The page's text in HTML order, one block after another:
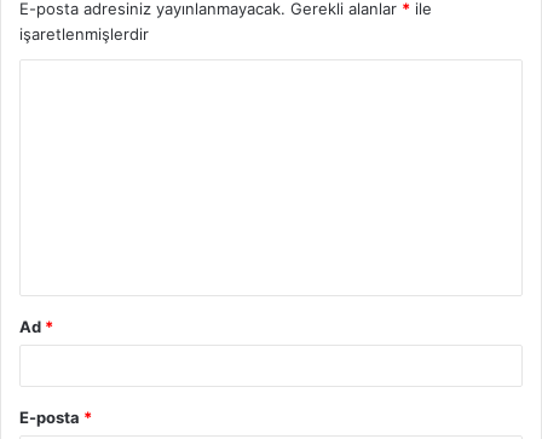
E-posta adresiniz yayınlanmayacak. Gerekli alanlar * ile
işaretlenmişlerdir
Ad *
E-posta *